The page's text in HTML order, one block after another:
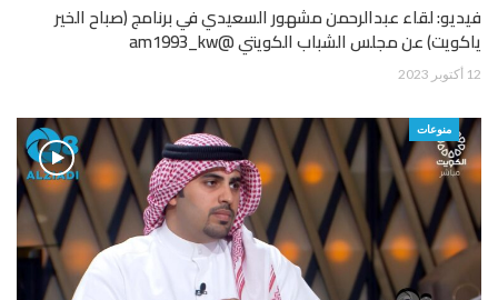
فيديو: لقاء عبدالرحمن مشهور السعيدي في برنامج (صباح الخير
ياكويت) عن مجلس الشباب الكويتي @am1993_kw
12 أكتوبر 2023
منوعات